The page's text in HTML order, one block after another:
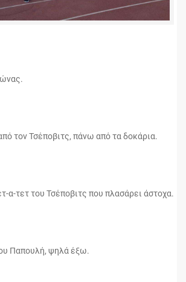
τον Τσέποβιτς, πάνω από τα δοκάρια.
α-τετ του Τσέποβιτς που πλασάρει άστοχα.
Παπουλή, ψηλά έξω.